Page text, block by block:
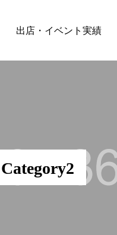
出店・イベント実績
Category2